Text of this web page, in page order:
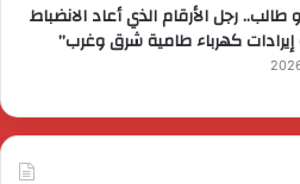
رجل الأرقام الذي أعاد الانضباط
كهرباء طامية شرق وغرب”